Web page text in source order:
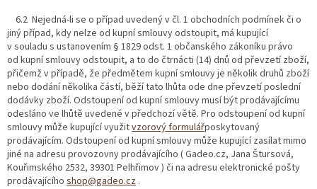
6.2 Nejedná-li se o případ uvedený v čl. 1 obchodních podmínek či o
jiný případ, kdy nelze od kupní smlouvy odstoupit, má kupující
v souladu s ustanovením § 1829 odst. 1 občanského zákoníku právo
od kupní smlouvy odstoupit, a to do čtrnácti (14) dnů od převzetí zboží,
přičemž v případě, že předmětem kupní smlouvy je několik druhů zboží
nebo dodání několika částí, běží tato lhůta ode dne převzetí poslední
dodávky zboží. Odstoupení od kupní smlouvy musí být prodávajícímu
odesláno ve lhůtě uvedené v předchozí větě. Pro odstoupení od kupní
smlouvy může kupující využitvzorový formulářposkytovaný
prodávajícím. Odstoupení od kupní smlouvy může kupující zasílat mimo
jiné na adresu provozovny prodávajícího ( Gadeo.cz, Jana Štursová,
Kouřimského 2532, 39301 Pelhřimov ) či na adresu elektronické pošty
prodávajícího shop@gadeo.cz .